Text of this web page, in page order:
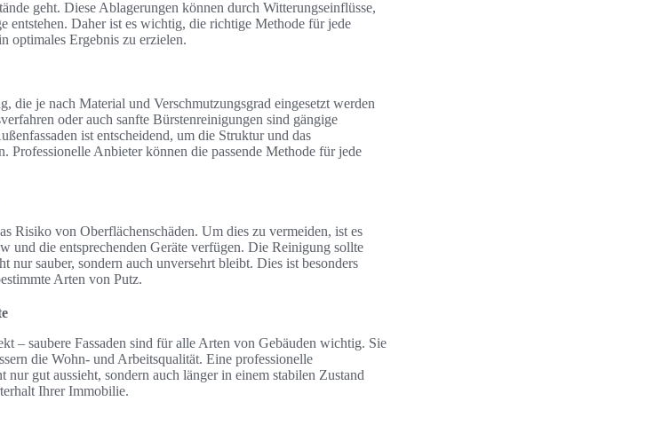
geht. Diese Ablagerungen können durch Witterungseinflüsse,
entstehen. Daher ist es wichtig, die richtige Methode für jede
optimales Ergebnis zu erzielen.
die je nach Material und Verschmutzungsgrad eingesetzt werden
oder auch sanfte Bürstenreinigungen sind gängige
ist entscheidend, um die Struktur und das
Professionelle Anbieter können die passende Methode für jede
Risiko von Oberflächenschäden. Um dies zu vermeiden, ist es
und die entsprechenden Geräte verfügen. Die Reinigung sollte
nur sauber, sondern auch unversehrt bleibt. Dies ist besonders
Arten von Putz.
– saubere Fassaden sind für alle Arten von Gebäuden wichtig. Sie
die Wohn- und Arbeitsqualität. Eine professionelle
gut aussieht, sondern auch länger in einem stabilen Zustand
Ihrer Immobilie.